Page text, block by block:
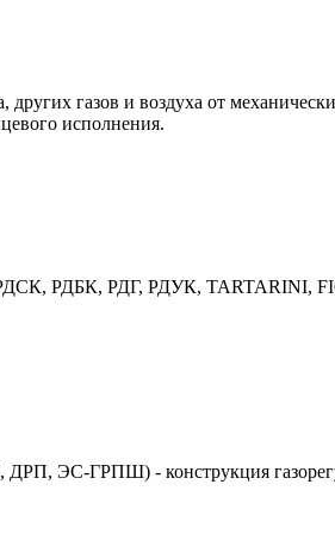
других газов и воздуха от
исполнения.
РДБК, РДГ, РДУК, TARTARINI,
ЭС-ГРПШ) - конструкция